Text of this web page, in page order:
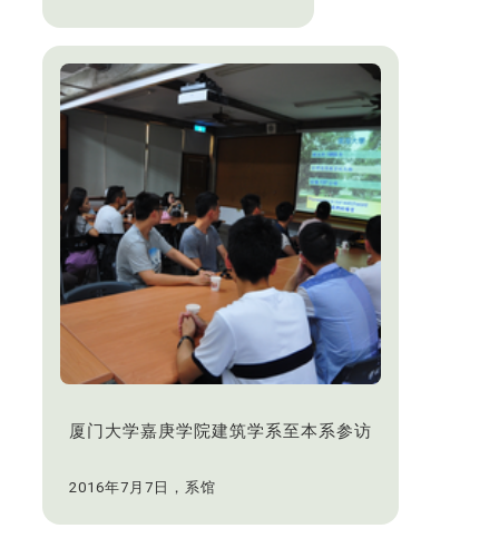
厦门大学嘉庚学院建筑学系至本系参访
2016年7月7日，系馆